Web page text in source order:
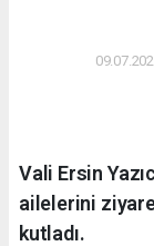
Vali Ersin
ailelerini
kutladı.